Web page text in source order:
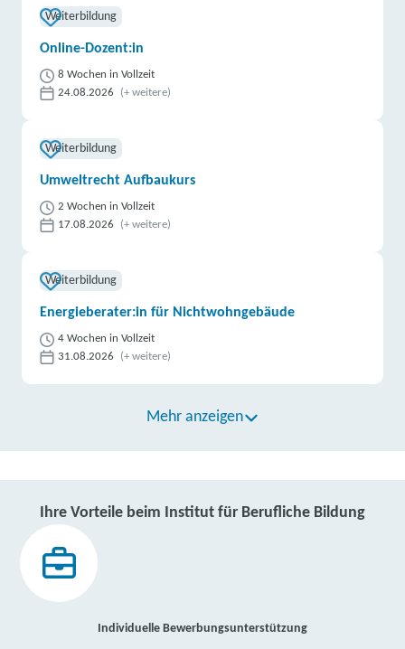
Weiterbildung
Online-Dozent:in
8 Wochen in Vollzeit
24.08.2026
(+ weitere)
Weiterbildung
Umweltrecht Aufbaukurs
2 Wochen in Vollzeit
17.08.2026
(+ weitere)
Weiterbildung
Energieberater:in für Nichtwohngebäude
4 Wochen in Vollzeit
31.08.2026
(+ weitere)
Mehr anzeigen
Ihre Vorteile beim Institut für Berufliche Bildung
Individuelle Bewerbungsunterstützung